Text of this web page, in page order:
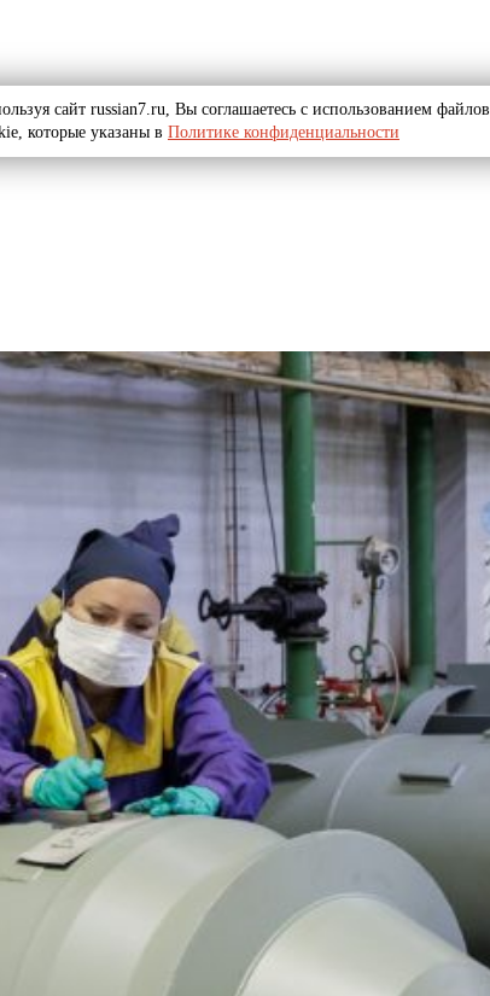
сайт russian7.ru, Вы соглашаетесь с использованием файлов
которые указаны в Политике конфиденциальности